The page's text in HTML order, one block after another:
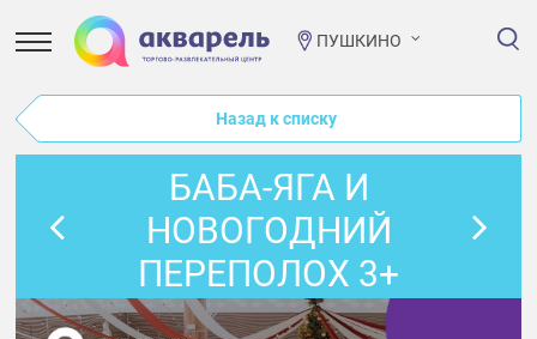
ПУШКИНО
Назад к списку
БАБА-ЯГА И
НОВОГОДНИЙ
ПЕРЕПОЛОХ 3+